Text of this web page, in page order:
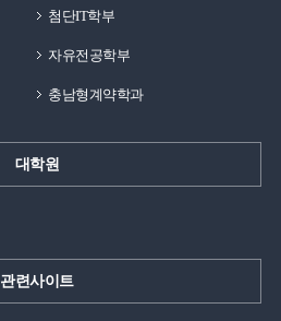
첨단IT학부
자유전공학부
충남형계약학과
대학원
관련사이트